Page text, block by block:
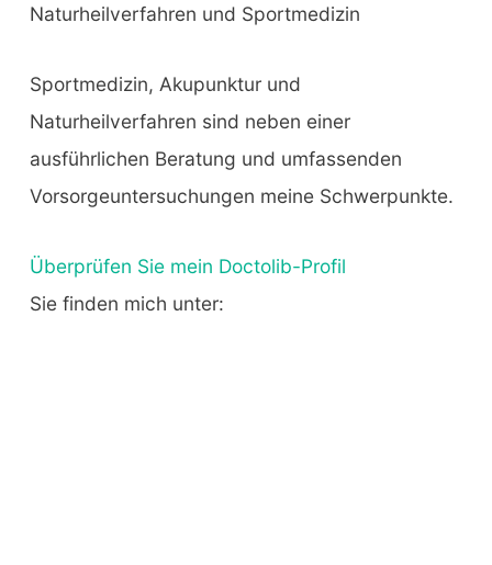
Naturheilverfahren und Sportmedizin
Sportmedizin, Akupunktur und
Naturheilverfahren sind neben einer
ausführlichen Beratung und umfassenden
Vorsorgeuntersuchungen meine Schwerpunkte.
Überprüfen Sie mein Doctolib-Profil
Sie finden mich unter: